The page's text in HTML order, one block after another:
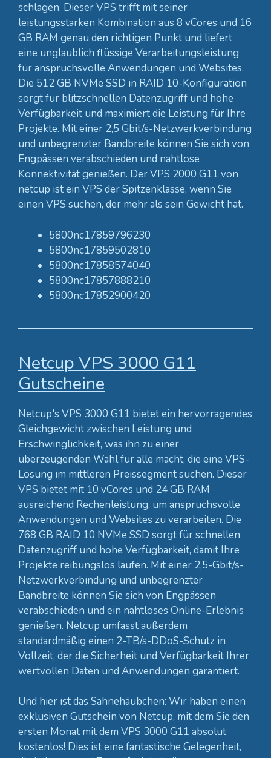
schlagen. Dieser VPS trifft mit seiner
leistungsstarken Kombination aus 8 vCores und 16
GB RAM genau den richtigen Punkt und liefert
eine unglaublich flüssige Verarbeitungsleistung
für anspruchsvolle Anwendungen und Websites.
Die 512 GB NVMe SSD in RAID 10-Konfiguration
sorgt für blitzschnellen Datenzugriff und hohe
Verfügbarkeit und maximiert die Leistung für Ihre
Projekte. Mit einer 2,5 Gbit/s-Netzwerkverbindung
und unbegrenzter Bandbreite können Sie sich von
Engpässen verabschieden und nahtlose
Konnektivität genießen. Der VPS 2000 G11 von
netcup ist ein VPS der Spitzenklasse, wenn Sie
einen VPS suchen, der mehr als sein Gewicht hat.
5800nc17859796230
5800nc17859502810
5800nc17858574040
5800nc17857888210
5800nc17852900420
Netcup VPS 3000 G11
Gutscheine
Netcup's VPS 3000 G11 bietet ein hervorragendes
Gleichgewicht zwischen Leistung und
Erschwinglichkeit, was ihn zu einer
überzeugenden Wahl für alle macht, die eine VPS-
Lösung im mittleren Preissegment suchen. Dieser
VPS bietet mit 10 vCores und 24 GB RAM
ausreichend Rechenleistung, um anspruchsvolle
Anwendungen und Websites zu verarbeiten. Die
768 GB RAID 10 NVMe SSD sorgt für schnellen
Datenzugriff und hohe Verfügbarkeit, damit Ihre
Projekte reibungslos laufen. Mit einer 2,5-Gbit/s-
Netzwerkverbindung und unbegrenzter
Bandbreite können Sie sich von Engpässen
verabschieden und ein nahtloses Online-Erlebnis
genießen. Netcup umfasst außerdem
standardmäßig einen 2-TB/s-DDoS-Schutz in
Vollzeit, der die Sicherheit und Verfügbarkeit Ihrer
wertvollen Daten und Anwendungen garantiert.
Und hier ist das Sahnehäubchen: Wir haben einen
exklusiven Gutschein von Netcup, mit dem Sie den
ersten Monat mit dem VPS 3000 G11 absolut
kostenlos! Dies ist eine fantastische Gelegenheit,